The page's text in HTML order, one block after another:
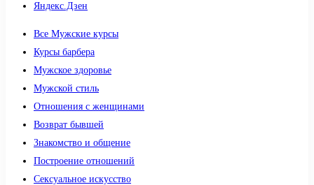
Яндекс.Дзен
Все Мужские курсы
Курсы барбера
Мужское здоровье
Мужской стиль
Отношения с женщинами
Возврат бывшей
Знакомство и общение
Построение отношений
Сексуальное искусство